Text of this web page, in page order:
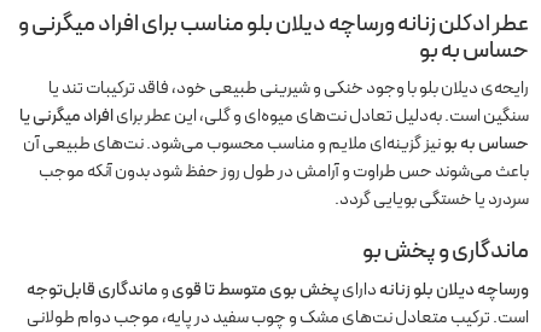
عطر ادکلن زنانه ورساچه دیلان بلو مناسب برای افراد میگرنی و
حساس به بو
رایحه‌ی دیلان بلو با وجود خنکی و شیرینی طبیعی خود، فاقد ترکیبات تند یا
سنگین است. به‌دلیل تعادل نت‌های میوه‌ای و گلی، این عطر برایافراد میگرنی یا
حساس به بونیز گزینه‌ای ملایم و مناسب محسوب می‌شود. نت‌های طبیعی آن
باعث می‌شوند حس طراوت و آرامش در طول روز حفظ شود بدون آنکه موجب
سردرد یا خستگی بویایی گردد.
ماندگاری و پخش بو
ورساچه دیلان بلو زنانهدارایپخش بوی متوسط تا قویوماندگاری قابل‌توجه
است. ترکیب متعادل نت‌های مشک و چوب سفید در پایه، موجب دوام طولانی